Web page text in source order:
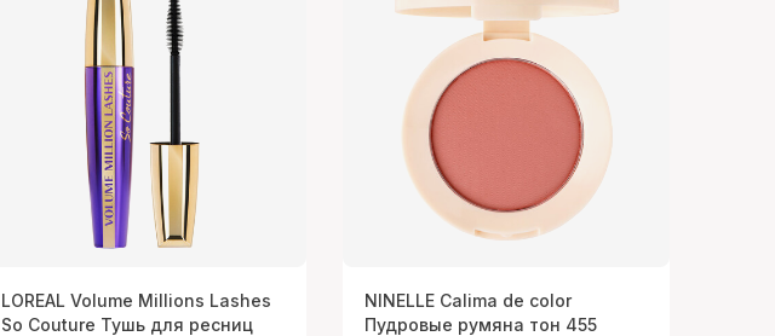
LOREAL Volume Millions Lashes
So Couture Тушь для ресниц
NINELLE Calima de color
Пудровые румяна тон 455